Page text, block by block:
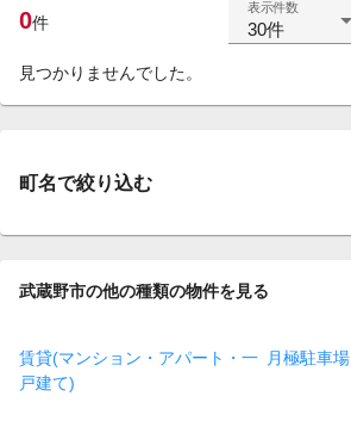
0件
表示件数
30件
見つかりませんでした。
町名で絞り込む
武蔵野市の他の種類の物件を見る
賃貸(マンション・アパート・一
戸建て)
月極駐車場